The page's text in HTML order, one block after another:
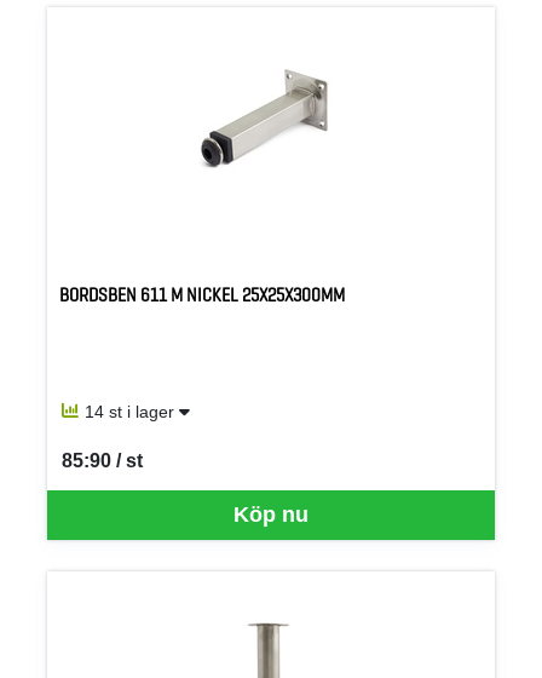
BORDSBEN 611 M NICKEL 25X25X300MM
14 st i lager
Köp nu
85:90 / st
SEK per ST